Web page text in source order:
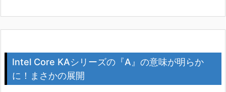
Intel Core KAシリーズの『A』の意味が明らか
に！まさかの展開